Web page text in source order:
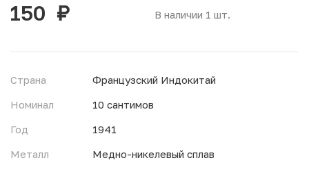
В наличии 1 шт.
150 руб.
Страна
Французский Индокитай
Номинал
10 сантимов
Год
1941
Металл
Медно-никелевый сплав